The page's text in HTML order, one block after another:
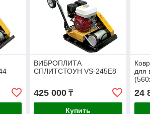
ВИБРОПЛИТА
СПЛИТСТОУН VS-245E8
425 000₸
Купить
для
24